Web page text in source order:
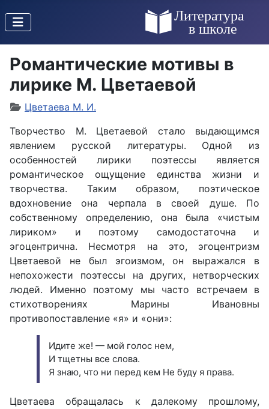
Романтические мотивы в
лирике М. Цветаевой
Цветаева М. И.
Творчество М. Цветаевой стало выдающимся
явлением русской литературы. Одной из
особенностей лирики поэтессы является
романтическое ощущение единства жизни и
творчества. Таким образом, поэтическое
вдохновение она черпала в своей душе. По
собственному определению, она была «чистым
лириком» и поэтому самодостаточна и
эгоцентрична. Несмотря на это, эгоцентризм
Цветаевой не был эгоизмом, он выражался в
непохожести поэтессы на других, нетворческих
людей. Именно поэтому мы часто встречаем в
стихотворениях Марины Ивановны
противопоставление «я» и «они»:
Идите же! — мой голос нем,
И тщетны все слова.
Я знаю, что ни перед кем Не буду я права.
Цветаева обращалась к далекому прошлому,